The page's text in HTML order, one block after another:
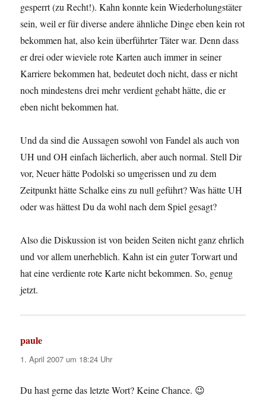
gesperrt (zu Recht!). Kahn konnte kein Wiederholungstäter
sein, weil er für diverse andere ähnliche Dinge eben kein rot
bekommen hat, also kein überführter Täter war. Denn dass
er drei oder wieviele rote Karten auch immer in seiner
Karriere bekommen hat, bedeutet doch nicht, dass er nicht
noch mindestens drei mehr verdient gehabt hätte, die er
eben nicht bekommen hat.
Und da sind die Aussagen sowohl von Fandel als auch von
UH und OH einfach lächerlich, aber auch normal. Stell Dir
vor, Neuer hätte Podolski so umgerissen und zu dem
Zeitpunkt hätte Schalke eins zu null geführt? Was hätte UH
oder was hättest Du da wohl nach dem Spiel gesagt?
Also die Diskussion ist von beiden Seiten nicht ganz ehrlich
und vor allem unerheblich. Kahn ist ein guter Torwart und
hat eine verdiente rote Karte nicht bekommen. So, genug
jetzt.
paule
1. April 2007 um 18:24 Uhr
Du hast gerne das letzte Wort? Keine Chance. 😉